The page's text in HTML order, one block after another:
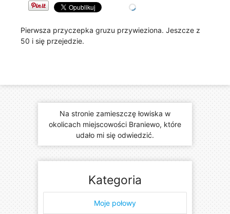
Pierwsza przyczepka gruzu przywieziona. Jeszcze z
50 i się przejedzie.
Na stronie zamieszczę łowiska w
okolicach miejscowości Braniewo, które
udało mi się odwiedzić.
Kategoria
Moje połowy